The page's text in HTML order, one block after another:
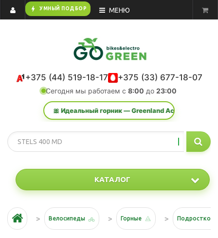
bolt УМНЫЙ ПОДБОР МЕНЮ
+375 (44) 519-18-17 +375 (33) 677-18-07
Сегодня мы работаем с 8:00 до 23:00
🎀 Идеальный горник — Greenland Action K 29 2.0. Хит
КАТАЛОГ
Велосипеды Горные